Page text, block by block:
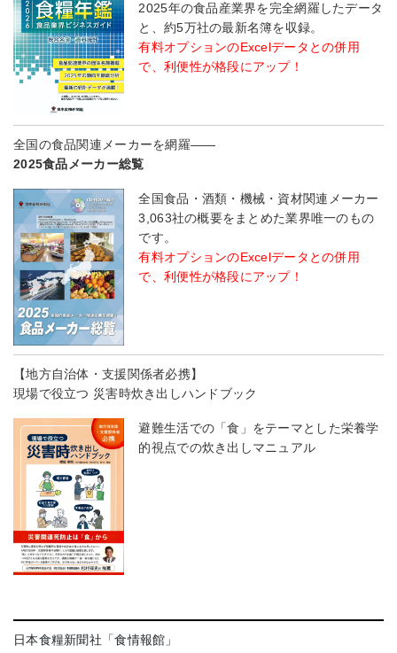
2025年の食品産業界を完全網羅したデータ
と、約5万社の最新名簿を収録。
有料オプションのExcelデータとの併用
で、利便性が格段にアップ！
全国の食品関連メーカーを網羅――
2025食品メーカー総覧
全国食品・酒類・機械・資材関連メーカー
3,063社の概要をまとめた業界唯一のもの
です。
有料オプションのExcelデータとの併用
で、利便性が格段にアップ！
【地方自治体・支援関係者必携】
現場で役立つ 災害時炊き出しハンドブック
避難生活での「食」をテーマとした栄養学
的視点での炊き出しマニュアル
日本食糧新聞社「食情報館」